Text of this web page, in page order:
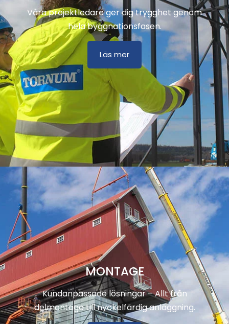
Våra projektledare ger dig trygghet genom
hela byggnationsfasen.
Läs mer
MONTAGE
Kundanpassade lösningar – Allt från
delmontage till nyckelfärdig anläggning.